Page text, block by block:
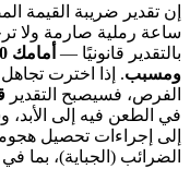
إن تقدير ضريبة القيمة
ساعة رملية صارمة ولا
بالتقدير قانونيًا —
ومسبب. إذا اخترت
الفرص، فسيصبح التقدير
في الطعن فيه إلى الأبد،
إلى إجراءات تحصيل
الضرائب (الجباية)، بما